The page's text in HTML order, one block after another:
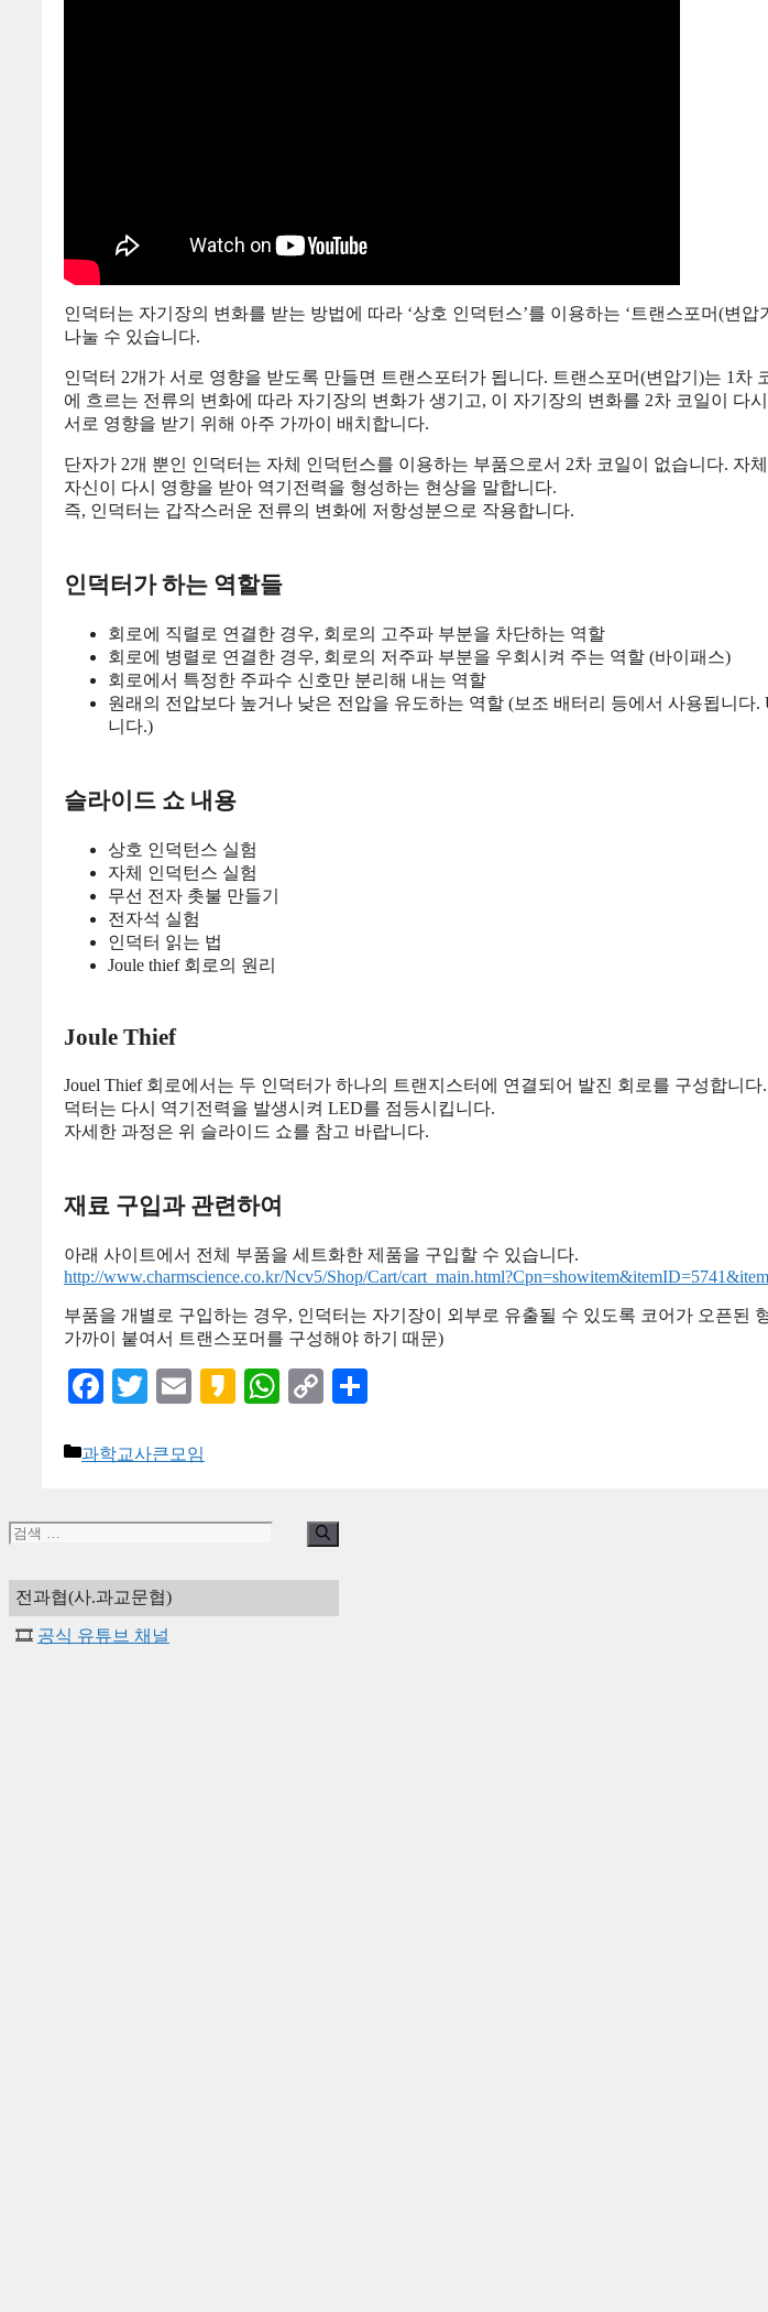
인덕터는 자기장의 변화를 받는 방법에 따라 ‘상호 인덕턴스’를 이용하는 ‘트랜스포머(변압
나눌 수 있습니다.
인덕터 2개가 서로 영향을 받도록 만들면 트랜스포터가 됩니다. 트랜스포머(변압기)는 1차
에 흐르는 전류의 변화에 따라 자기장의 변화가 생기고, 이 자기장의 변화를 2차 코일이 다
서로 영향을 받기 위해 아주 가까이 배치합니다.
단자가 2개 뿐인 인덕터는 자체 인덕턴스를 이용하는 부품으로서 2차 코일이 없습니다. 자
자신이 다시 영향을 받아 역기전력을 형성하는 현상을 말합니다.
즉, 인덕터는 갑작스러운 전류의 변화에 저항성분으로 작용합니다.
인덕터가 하는 역할들
회로에 직렬로 연결한 경우, 회로의 고주파 부분을 차단하는 역할
회로에 병렬로 연결한 경우, 회로의 저주파 부분을 우회시켜 주는 역할 (바이패스)
회로에서 특정한 주파수 신호만 분리해 내는 역할
원래의 전압보다 높거나 낮은 전압을 유도하는 역할 (보조 배터리 등에서 사용됩니다
니다.)
슬라이드 쇼 내용
상호 인덕턴스 실험
자체 인덕턴스 실험
무선 전자 촛불 만들기
전자석 실험
인덕터 읽는 법
Joule thief 회로의 원리
Joule Thief
Jouel Thief 회로에서는 두 인덕터가 하나의 트랜지스터에 연결되어 발진 회로를 구성합니
덕터는 다시 역기전력을 발생시켜 LED를 점등시킵니다.
자세한 과정은 위 슬라이드 쇼를 참고 바랍니다.
재료 구입과 관련하여
아래 사이트에서 전체 부품을 세트화한 제품을 구입할 수 있습니다.
http://www.charmscience.co.kr/Ncv5/Shop/Cart/
부품을 개별로 구입하는 경우, 인덕터는 자기장이 외부로 유출될 수 있도록 코어가 오픈된
가까이 붙여서 트랜스포머를 구성해야 하기 때문)
Facebook
TwitterEmailKakaoWhatsApp
Copy
카
리
과학교사큰모임
검
전과협(사.과교문협)
🎞️ 공식 유튜브 채널